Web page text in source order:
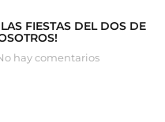
FIESTAS DEL DOS DE
hay comentarios